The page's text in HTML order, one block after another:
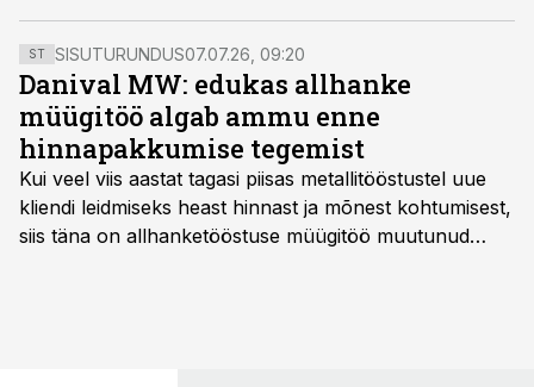
nõuetel, ütles ettevõtte omanik Valeri Pärs.
ST SISUTURUNDUS07.07.26, 09:20
Danival MW: edukas allhanke
müügitöö algab ammu enne
hinnapakkumise tegemist
Kui veel viis aastat tagasi piisas metallitööstustel uue
kliendi leidmiseks heast hinnast ja mõnest kohtumisest,
siis täna on allhanketööstuse müügitöö muutunud